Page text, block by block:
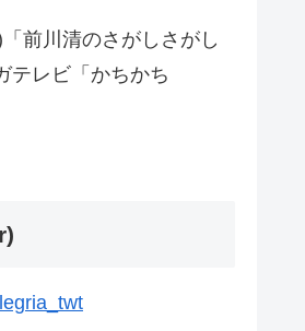
前川清のさがしさがし
テレビ「かちかち